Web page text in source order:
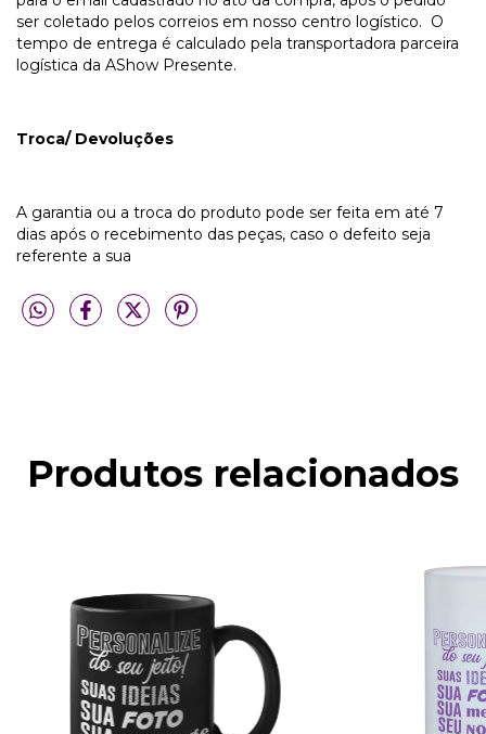
ser coletado pelos correios em nosso centro logístico. O
tempo de entrega é calculado pela transportadora parceira
logística da AShow Presente.
Troca/ Devoluções
A garantia ou a troca do produto pode ser feita em até 7
dias após o recebimento das peças, caso o defeito seja
referente a sua
Produtos relacionados